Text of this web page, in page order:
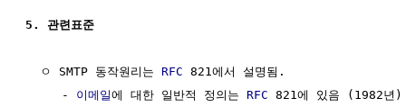
5. 관련표준
  ㅇ SMTP 동작원리는
RFC 821에서 설명됨.
     -
이메일에 대한 일반적 정의는 RFC 821에 있음 (1982년)